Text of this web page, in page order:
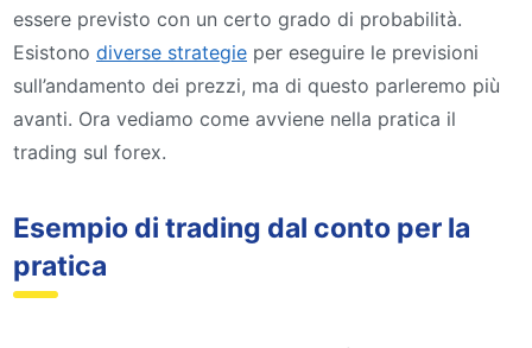
essere previsto con un certo grado di probabilità.
Esistono diverse strategie per eseguire le previsioni
sull’andamento dei prezzi, ma di questo parleremo più
avanti. Ora vediamo come avviene nella pratica il
trading sul forex.
Esempio di trading dal conto per la
pratica